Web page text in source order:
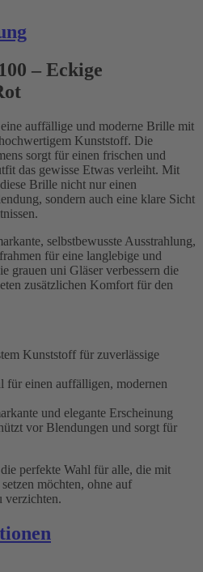
– Eckige
auffällige und moderne Brille mit
Kunststoff. Die
sorgt für einen frischen und
das gewisse Etwas verleiht. Mit
Brille nicht nur einen
sondern auch eine klare Sicht
selbstbewusste Ausstrahlung,
für eine langlebige und
grauen uni Gläser verbessern die
zusätzlichen Komfort für den
Kunststoff für zuverlässige
für einen auffälligen, modernen
und elegante Erscheinung
vor Blendungen und sorgt für
perfekte Wahl für alle, die mit
möchten, ohne auf
verzichten.